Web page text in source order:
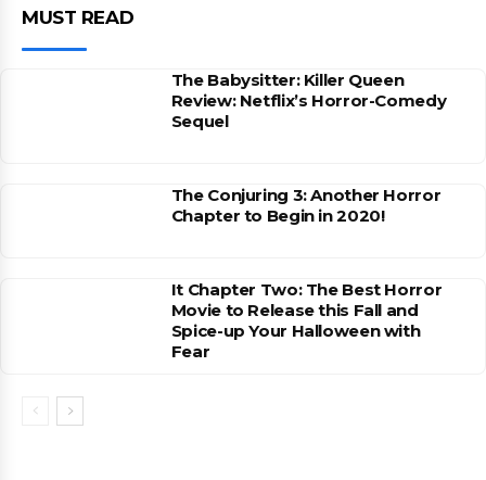
MUST READ
The Babysitter: Killer Queen
Review: Netflix’s Horror-Comedy
Sequel
The Conjuring 3: Another Horror
Chapter to Begin in 2020!
It Chapter Two: The Best Horror
Movie to Release this Fall and
Spice-up Your Halloween with
Fear